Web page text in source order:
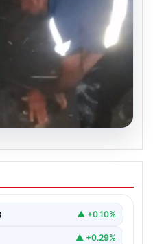
caretta
ulaştırdı
▲ +0.10%
▲ +0.29%